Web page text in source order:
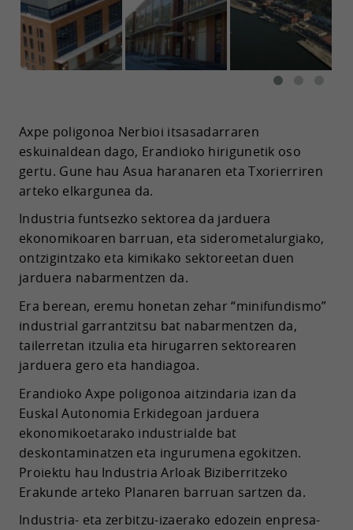
Axpe poligonoa Nerbioi itsasadarraren
eskuinaldean dago, Erandioko hirigunetik oso
gertu. Gune hau Asua haranaren eta Txorierriren
arteko elkargunea da.
Industria funtsezko sektorea da jarduera
ekonomikoaren barruan, eta siderometalurgiako,
ontzigintzako eta kimikako sektoreetan duen
jarduera nabarmentzen da.
Era berean, eremu honetan zehar “minifundismo”
industrial garrantzitsu bat nabarmentzen da,
tailerretan itzulia eta hirugarren sektorearen
jarduera gero eta handiagoa.
Erandioko Axpe poligonoa aitzindaria izan da
Euskal Autonomia Erkidegoan jarduera
ekonomikoetarako industrialde bat
deskontaminatzen eta ingurumena egokitzen.
Proiektu hau Industria Arloak Biziberritzeko
Erakunde arteko Planaren barruan sartzen da.
Industria- eta zerbitzu-izaerako edozein enpresa-